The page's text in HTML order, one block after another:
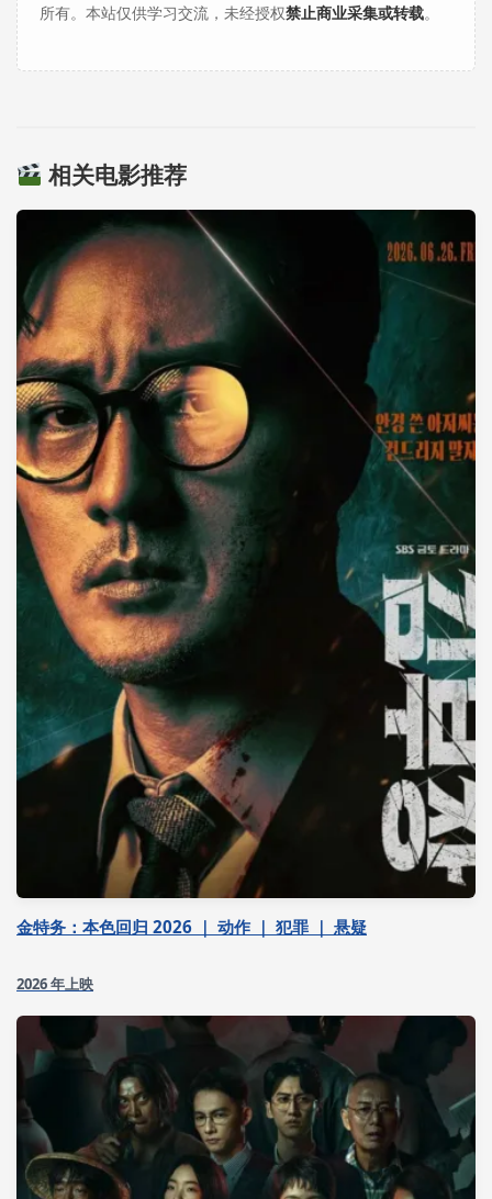
所有。本站仅供学习交流，未经授权禁止商业采集或转载。
相关电影推荐
金特务：本色回归 2026 ｜ 动作 ｜ 犯罪 ｜ 悬疑
2026 年上映